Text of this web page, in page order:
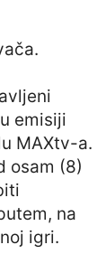
emisiji
MAXtv-a.
osam (8)
na
igri.